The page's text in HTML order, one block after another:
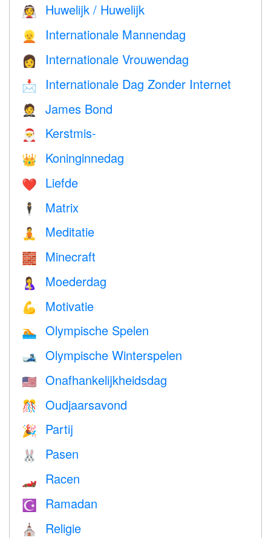
👰 Huwelijk / Huwelijk
👱 Internationale Mannendag
👩 Internationale Vrouwendag
📩 Internationale Dag Zonder Internet
🤵 James Bond
🎅 Kerstmis-
👑 Koninginnedag
❤️️ Liefde
🕴️ Matrix
🧘 Meditatie
🧱 Minecraft
🤱 Moederdag
💪 Motivatie
🏊 Olympische Spelen
🎿 Olympische Winterspelen
🇺🇸 Onafhankelijkheidsdag
🎊 Oudjaarsavond
🎉 Partij
🐰 Pasen
🏎 Racen
☪️ Ramadan
⛪️ Religie